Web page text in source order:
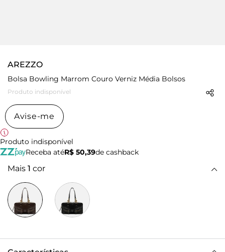
AREZZO
Bolsa Bowling Marrom Couro Verniz Média Bolsos
Produto indisponível
Avise-me
Produto indisponível
Receba atéR$ 50,39de cashback
Mais 1 cor